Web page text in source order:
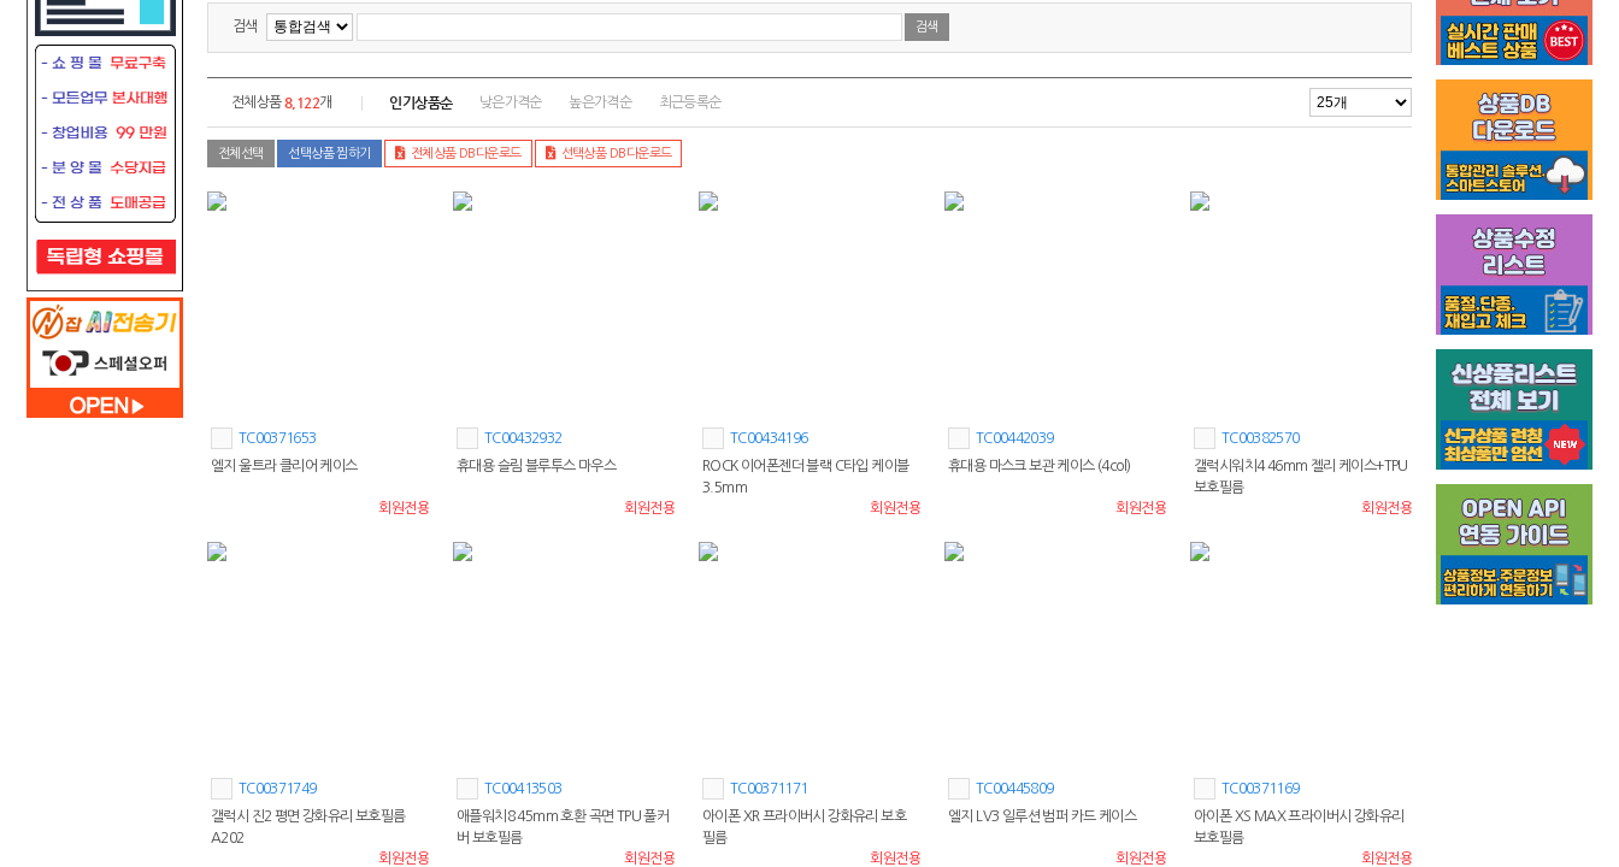
검색
전체상품8,122개 인기상품순 낮은가격순 높은가격순 최근등록순
전체선택 선택상품 찜하기 전체상품 DB다운로드 선택상품 DB다운로드
TC00371653
엘지 울트라 클리어 케이스
회원전용
TC00432932
휴대용 슬림 블루투스 마우스
회원전용
TC00434196
ROCK 이어폰젠더 블랙 C타입 케이블
3.5mm
회원전용
TC00442039
휴대용 마스크 보관 케이스 (4col)
회원전용
TC00382570
갤럭시워치4 46mm 젤리 케이스+TPU
보호필름
회원전용
TC00371749
갤럭시 진2 평면 강화유리 보호필름
A202
회원전용
TC00413503
애플워치8 45mm 호환 곡면 TPU 풀커
버 보호필름
회원전용
TC00371171
아이폰 XR 프라이버시 강화유리 보호
필름
회원전용
TC00445809
엘지 LV3 일루션 범퍼 카드 케이스
회원전용
TC00371169
아이폰 XS MAX 프라이버시 강화유리
보호필름
회원전용